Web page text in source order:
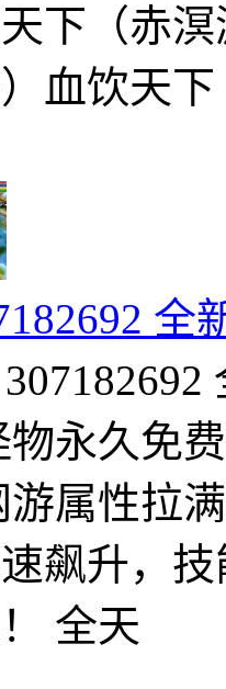
下（赤
血饮天
永久免
游属性拉
飙升，
全天